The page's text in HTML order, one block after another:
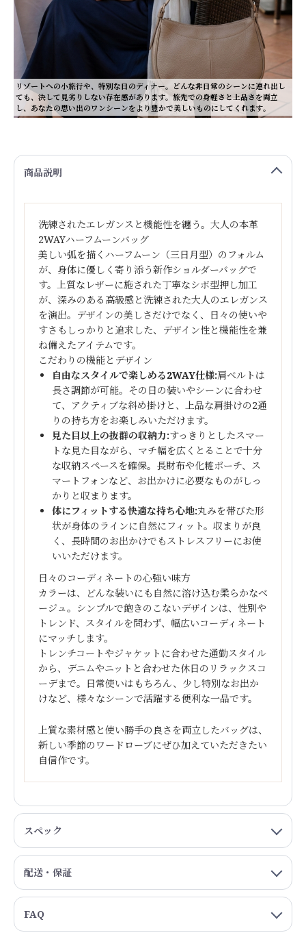
リゾートへの小旅行や、特別な日のディナー。どんな非日常のシーンに連れ出し
ても、決して見劣りしない存在感があります。旅先での身軽さと上品さを両立
し、あなたの思い出のワンシーンをより豊かで美しいものにしてくれます。
商品説明
洗練されたエレガンスと機能性を纏う。大人の本革
2WAYハーフムーンバッグ
美しい弧を描くハーフムーン（三日月型）のフォルム
が、身体に優しく寄り添う新作ショルダーバッグで
す。上質なレザーに施された丁寧なシボ型押し加工
が、深みのある高級感と洗練された大人のエレガンス
を演出。デザインの美しさだけでなく、日々の使いや
すさもしっかりと追求した、デザイン性と機能性を兼
ね備えたアイテムです。
こだわりの機能とデザイン
自由なスタイルで楽しめる2WAY仕様:肩ベルトは
長さ調節が可能。その日の装いやシーンに合わせ
て、アクティブな斜め掛けと、上品な肩掛けの2通
りの持ち方をお楽しみいただけます。
見た目以上の抜群の収納力:すっきりとしたスマー
トな見た目ながら、マチ幅を広くとることで十分
な収納スペースを確保。長財布や化粧ポーチ、ス
マートフォンなど、お出かけに必要なものがしっ
かりと収まります。
体にフィットする快適な持ち心地:丸みを帯びた形
状が身体のラインに自然にフィット。収まりが良
く、長時間のお出かけでもストレスフリーにお使
いいただけます。
日々のコーディネートの心強い味方
カラーは、どんな装いにも自然に溶け込む柔らかなベ
ージュ。シンプルで飽きのこないデザインは、性別や
トレンド、スタイルを問わず、幅広いコーディネート
にマッチします。
トレンチコートやジャケットに合わせた通勤スタイル
から、デニムやニットと合わせた休日のリラックスコ
ーデまで。日常使いはもちろん、少し特別なお出か
けなど、様々なシーンで活躍する便利な一品です。
上質な素材感と使い勝手の良さを両立したバッグは、
新しい季節のワードローブにぜひ加えていただきたい
自信作です。
スペック
配送・保証
FAQ